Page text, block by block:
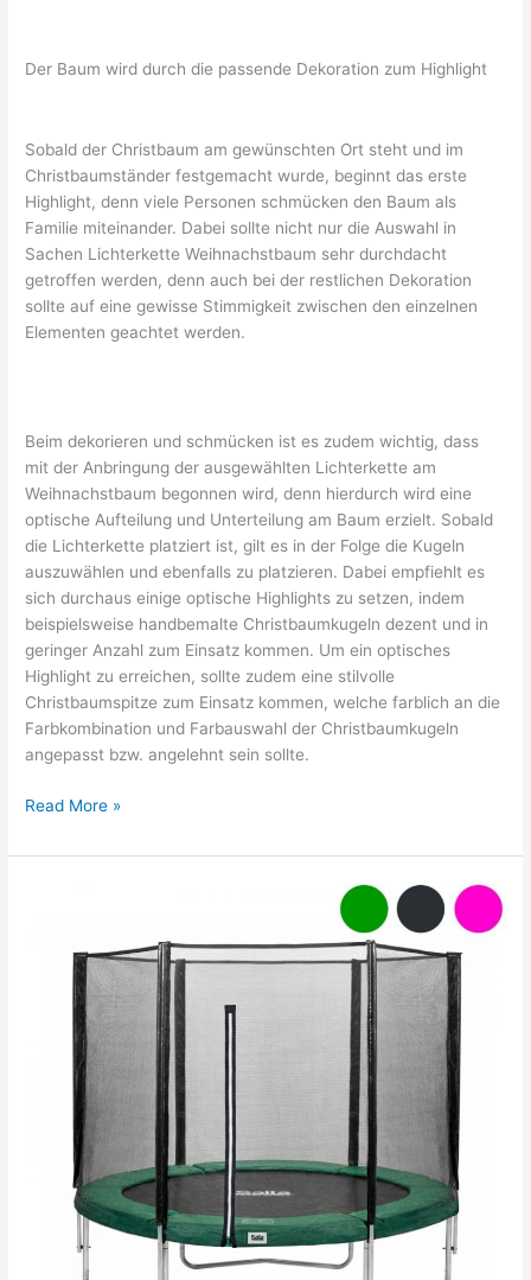
Der Baum wird durch die passende Dekoration zum Highlight
Sobald der Christbaum am gewünschten Ort steht und im
Christbaumständer festgemacht wurde, beginnt das erste
Highlight, denn viele Personen schmücken den Baum als
Familie miteinander. Dabei sollte nicht nur die Auswahl in
Sachen Lichterkette Weihnachstbaum sehr durchdacht
getroffen werden, denn auch bei der restlichen Dekoration
sollte auf eine gewisse Stimmigkeit zwischen den einzelnen
Elementen geachtet werden.
Beim dekorieren und schmücken ist es zudem wichtig, dass
mit der Anbringung der ausgewählten Lichterkette am
Weihnachstbaum begonnen wird, denn hierdurch wird eine
optische Aufteilung und Unterteilung am Baum erzielt. Sobald
die Lichterkette platziert ist, gilt es in der Folge die Kugeln
auszuwählen und ebenfalls zu platzieren. Dabei empfiehlt es
sich durchaus einige optische Highlights zu setzen, indem
beispielsweise handbemalte Christbaumkugeln dezent und in
geringer Anzahl zum Einsatz kommen. Um ein optisches
Highlight zu erreichen, sollte zudem eine stilvolle
Christbaumspitze zum Einsatz kommen, welche farblich an die
Farbkombination und Farbauswahl der Christbaumkugeln
angepasst bzw. angelehnt sein sollte.
Der
als
Read More »